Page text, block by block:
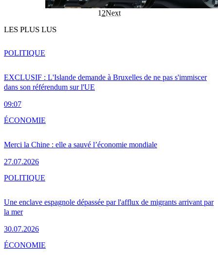
1 2Next
LES PLUS LUS
EXCLUSIF : L'Islande demande à Bruxelles de ne pas s'immiscer
dans son référendum sur l'UE
09:07
POLITIQUE
Merci la Chine : elle a sauvé l’économie mondiale
27.07.2026
ÉCONOMIE
Une enclave espagnole dépassée par l'afflux de migrants arrivant par
la mer
30.07.2026
POLITIQUE
ÉCONOMIE